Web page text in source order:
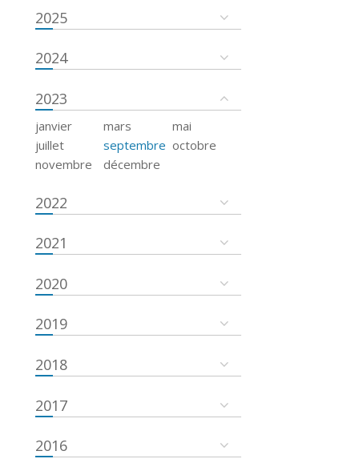
2025
2024
2023
janvier mars
mai
juillet
septembre octobre
novembre
décembre
2022
2021
2020
2019
2018
2017
2016